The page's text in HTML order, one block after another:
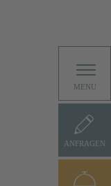
MENU
ANFRAGEN